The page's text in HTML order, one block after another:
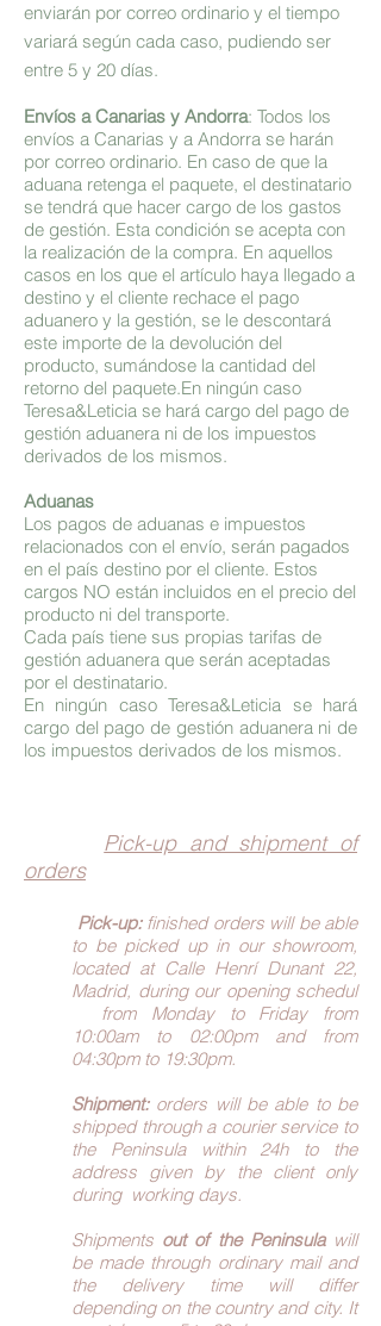
enviarán por correo ordinario y el tiempo
variará según cada caso, pudiendo ser
entre 5 y 20 días.
Envíos a Canarias y Andorra: Todos los
envíos a Canarias y a Andorra se harán
por correo ordinario. En caso de que la
aduana retenga el paquete, el destinatario
se tendrá que hacer cargo de los gastos
de gestión. Esta condición se acepta con
la realización de la compra. En aquellos
casos en los que el artículo haya llegado a
destino y el cliente rechace el pago
aduanero y la gestión, se le descontará
este importe de la devolución del
producto, sumándose la cantidad del
retorno del paquete.En ningún caso
Teresa&Leticia se hará cargo del pago de
gestión aduanera ni de los impuestos
derivados de los mismos.
Aduanas
Los pagos de aduanas e impuestos
relacionados con el envío, serán pagados
en el país destino por el cliente. Estos
cargos NO están incluidos en el precio del
producto ni del transporte.
Cada país tiene sus propias tarifas de
gestión aduanera que serán aceptadas
por el destinatario.
En ningún caso Teresa&Leticia se hará
cargo del pago de gestión aduanera ni de
los impuestos derivados de los mismos.
Pick-up and shipment of
orders
Pick-up:finished orders will be able
to be picked up in our showroom,
located at Calle Henrí Dunant 22,
Madrid, during our opening schedul
from Monday to Friday from
10:00am to 02:00pm and from
04:30pm to 19:30pm.
Shipment:orders will be able to be
shipped through a courier service to
the Peninsula within 24h to the
address given by the client only
during working days.
Shipments out of the Peninsulawill
be made through ordinary mail and
the delivery time will differ
depending on the country and city. It